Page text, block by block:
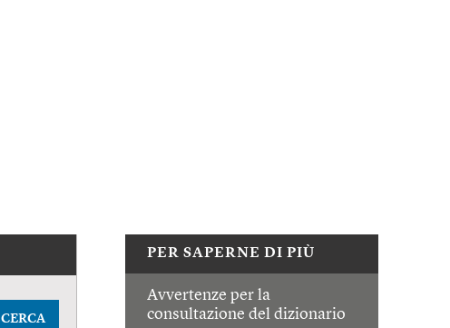
PER SAPERNE DI PIÙ
Avvertenze per la
consultazione del dizionario
CERCA